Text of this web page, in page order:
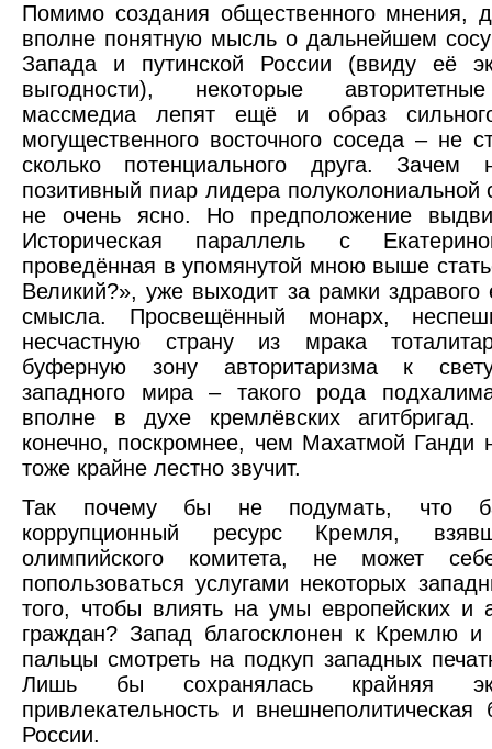
Помимо создания общественного мнения,
вполне понятную мысль о дальнейшем
Запада и путинской России (ввиду её
выгодности), некоторые
массмедиа лепят ещё и образ
могущественного восточного соседа – не
сколько потенциального друга. Зачем
позитивный пиар лидера полуколониальной
не очень ясно. Но предположение
Историческая параллель с
проведённая в упомянутой мною выше
Великий?», уже выходит за рамки здравого
смысла. Просвещённый монарх,
несчастную страну из мрака
буферную зону авторитаризма к
западного мира – такого рода
вполне в духе кремлёвских агитбригад.
конечно, поскромнее, чем Махатмой Ганди
тоже крайне лестно звучит.
Так почему бы не подумать, что
коррупционный ресурс Кремля,
олимпийского комитета, не может
попользоваться услугами некоторых
того, чтобы влиять на умы европейских и
граждан? Запад благосклонен к Кремлю и
пальцы смотреть на подкуп западных
Лишь бы сохранялась крайняя
привлекательность и внешнеполитическая
России.